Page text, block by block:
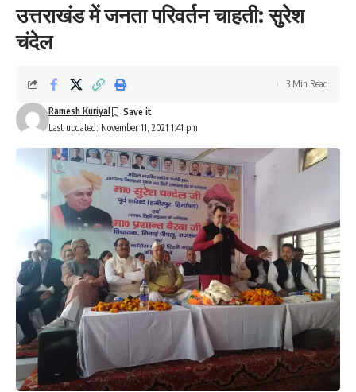
उत्तराखंड में जनता परिवर्तन चाहती: सुरेश
चंदेल
Last updated: November 11, 2021 1:41 pm
Ramesh Kuriyal
3 Min Read